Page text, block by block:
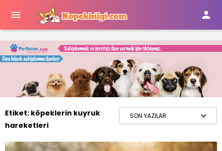
 
Etiket: köpeklerin kuyruk
hareketleri